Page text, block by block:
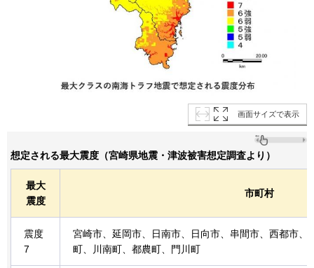
画面サイズで表示
想定される最大震度（宮崎県地震・津波被害想定調査より）
最大
震度
市町村
震度
7
宮崎市、延岡市、日南市、日向市、串間市、西都市、
町、川南町、都農町、門川町